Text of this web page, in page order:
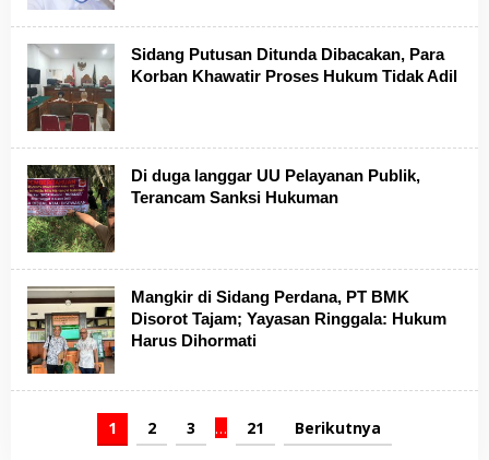
Sidang Putusan Ditunda Dibacakan, Para
Korban Khawatir Proses Hukum Tidak Adil
Di duga langgar UU Pelayanan Publik,
Terancam Sanksi Hukuman
Mangkir di Sidang Perdana, PT BMK
Disorot Tajam; Yayasan Ringgala: Hukum
Harus Dihormati
1 2 3 … 21 Berikutnya